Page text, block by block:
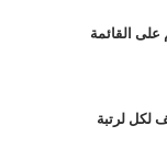
على القائمة
لكل لرتبة